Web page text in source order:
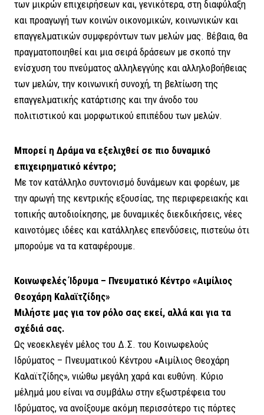
των μικρών επιχειρήσεων και, γενικότερα, στη διαφύλαξη
και προαγωγή των κοινών οικονομικών, κοινωνικών και
επαγγελματικών συμφερόντων των μελών μας. Βέβαια, θα
πραγματοποιηθεί και μια σειρά δράσεων με σκοπό την
ενίσχυση του πνεύματος αλληλεγγύης και αλληλοβοήθειας
των μελών, την κοινωνική συνοχή, τη βελτίωση της
επαγγελματικής κατάρτισης και την άνοδο του
πολιτιστικού και μορφωτικού επιπέδου των μελών.
Μπορεί η Δράμα να εξελιχθεί σε πιο δυναμικό
επιχειρηματικό κέντρο;
Με τον κατάλληλο συντονισμό δυνάμεων και φορέων, με
την αρωγή της κεντρικής εξουσίας, της περιφερειακής και
τοπικής αυτοδιοίκησης, με δυναμικές διεκδικήσεις, νέες
καινοτόμες ιδέες και κατάλληλες επενδύσεις, πιστεύω ότι
μπορούμε να τα καταφέρουμε.
Κοινωφελές Ίδρυμα – Πνευματικό Κέντρο «Αιμίλιος
Θεοχάρη Καλαϊτζίδης»
Μιλήστε μας για τον ρόλο σας εκεί, αλλά και για τα
σχέδιά σας.
Ως νεοεκλεγέν μέλος του Δ.Σ. του Κοινωφελούς
Ιδρύματος – Πνευματικού Κέντρου «Αιμίλιος Θεοχάρη
Καλαϊτζίδης», νιώθω μεγάλη χαρά και ευθύνη. Κύριο
μέλημά μου είναι να συμβάλω στην εξωστρέφεια του
Ιδρύματος, να ανοίξουμε ακόμη περισσότερο τις πόρτες